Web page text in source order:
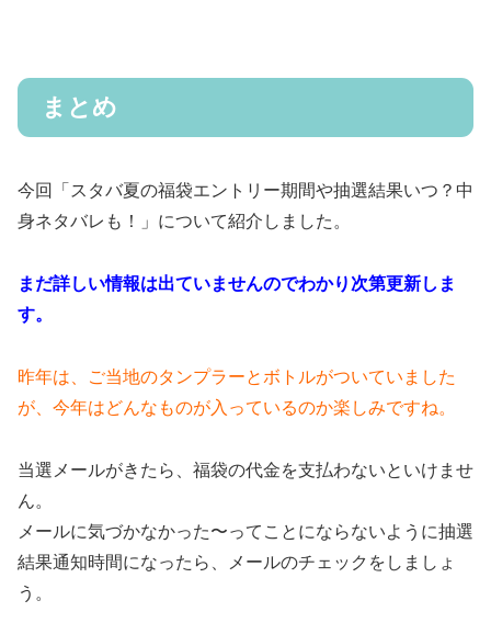
まとめ
今回「スタバ夏の福袋エントリー期間や抽選結果いつ？中
身ネタバレも！」について紹介しました。
まだ詳しい情報は出ていませんのでわかり次第更新しま
す。
昨年は、ご当地のタンプラーとボトルがついていました
が、今年はどんなものが入っているのか楽しみですね。
当選メールがきたら、福袋の代金を支払わないといけませ
ん。
メールに気づかなかった〜ってことにならないように抽選
結果通知時間になったら、メールのチェックをしましょ
う。